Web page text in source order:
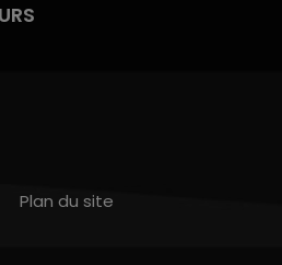
Plan du site